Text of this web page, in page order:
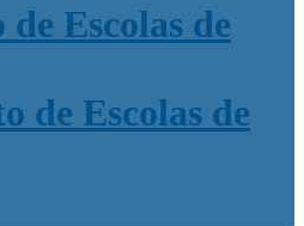
Escolas de